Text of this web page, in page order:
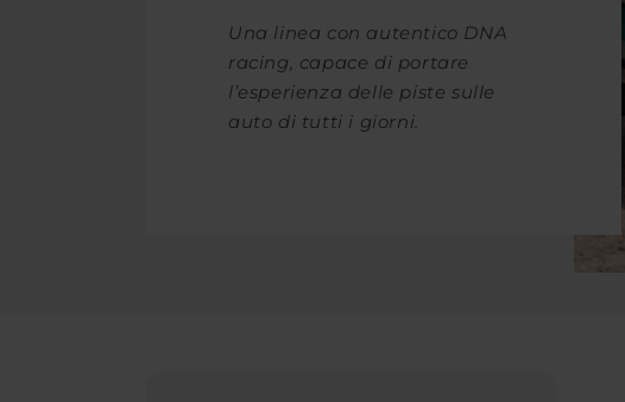
Una linea con autentico DNA
racing, capace di portare
l’esperienza delle piste sulle
auto di tutti i giorni.